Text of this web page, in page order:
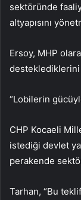
sektöründe
altyapısını
Ersoy, MHP
“Lobilerin
CHP Kocaeli
istediği devlet
perakende
Tarhan, “Bu